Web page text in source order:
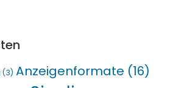
(3) Anzeigenformate (16)